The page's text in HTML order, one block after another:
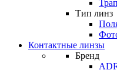
Тип линз
Контактные линзы
Бренд